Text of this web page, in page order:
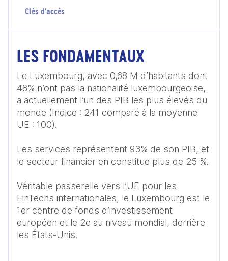
Clés d'accès
LES FONDAMENTAUX
Le Luxembourg, avec 0,68 M d’habitants dont
48% n’ont pas la nationalité luxembourgeoise,
a actuellement l’un des PIB les plus élevés du
monde (Indice : 241 comparé à la moyenne
UE : 100).
Les services représentent 93% de son PIB, et
le secteur financier en constitue plus de 25 %.
Véritable passerelle vers l’UE pour les
FinTechs internationales, le Luxembourg est le
1er centre de fonds d’investissement
européen et le 2e au niveau mondial, derrière
les États-Unis.